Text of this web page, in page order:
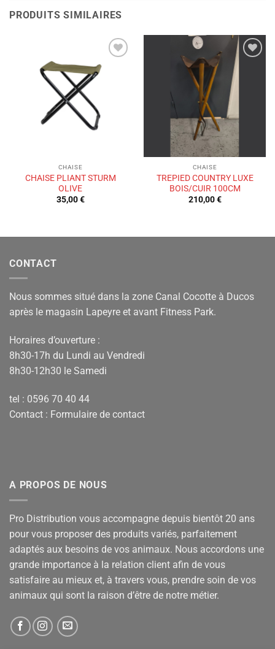
PRODUITS SIMILAIRES
Ajouter
à la liste
CHAISE
CHAISE PLIANT STURM
OLIVE
35,00€
Ajouter
à la liste
souhaits
CHAISE
TREPIED COUNTRY LUXE
BOIS/CUIR 100CM
210,00€
CONTACT
Nous sommes situé dans la zone Canal Cocotte à Ducos
après le magasin Lapeyre et avant Fitness Park.
Horaires d’ouverture :
8h30-17h du Lundi au Vendredi
8h30-12h30 le Samedi
tel : 0596 70 40 44
Contact : Formulaire de contact
A PROPOS DE NOUS
Pro Distribution vous accompagne depuis bientôt 20 ans
pour vous proposer des produits variés, parfaitement
adaptés aux besoins de vos animaux. Nous accordons une
grande importance à la relation client afin de vous
satisfaire au mieux et, à travers vous, prendre soin de vos
animaux qui sont la raison d’être de notre métier.